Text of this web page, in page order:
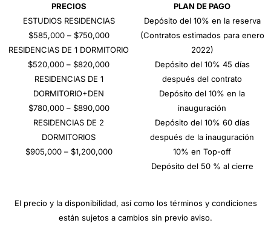
PRECIOS
ESTUDIOS RESIDENCIAS
$585,000 – $750,000
RESIDENCIAS DE 1 DORMITORIO
$520,000 – $820,000
RESIDENCIAS DE 1
DORMITORIO+DEN
$780,000 – $890,000
RESIDENCIAS DE 2
DORMITORIOS
$905,000 – $1,200,000
PLAN DE PAGO
Depósito del 10% en la reserva
(Contratos estimados para enero
2022)
Depósito del 10% 45 días
después del contrato
Depósito del 10% en la
inauguración
Depósito del 10% 60 días
después de la inauguración
10% en Top-off
Depósito del 50 % al cierre
El precio y la disponibilidad, así como los términos y condiciones
están sujetos a cambios sin previo aviso.